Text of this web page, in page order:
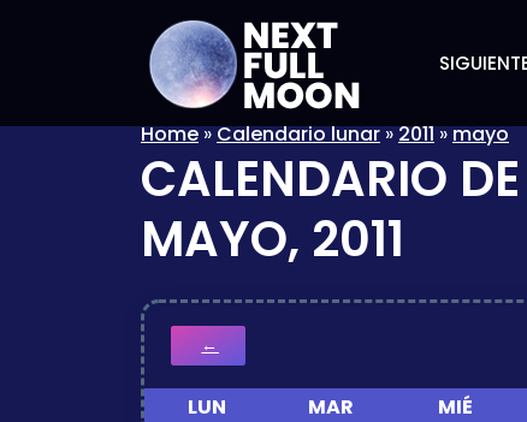
Home»Calendario lunar»2011»mayo
CALENDARIO
MAYO, 2011
←
LUN MAR MIÉ